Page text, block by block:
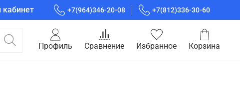
+7(964)346-20-08 +7(812)336-30-60
Профиль Сравнение Избранное Корзина